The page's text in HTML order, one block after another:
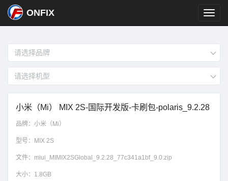
ONFIX
小米（Mi） MIX 2S-国际开发版-卡刷包-polaris_9.2.28
品牌： 小米（Mi）
型号： MIX 2S
文件： miui_MIMIX2SGlobal_9.2.28_77c341a1bf_9.0.zip
大小： 1.8GB